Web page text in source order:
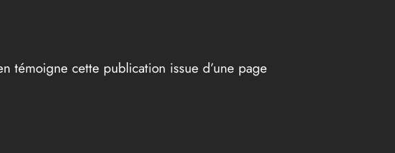
témoigne cette publication issue d’une page